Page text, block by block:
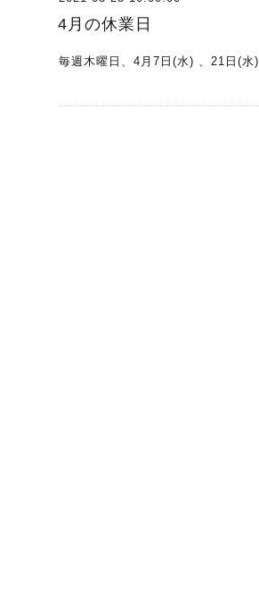
4月の休業日
毎週木曜日、4月7日(水) 、21日(水)